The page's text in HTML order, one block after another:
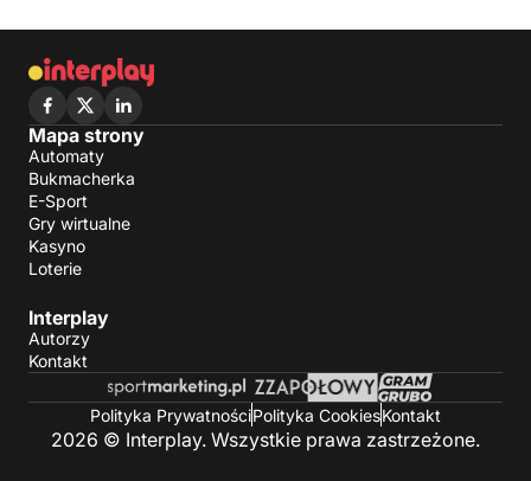
Mapa strony
Automaty
Bukmacherka
E-Sport
Gry wirtualne
Kasyno
Loterie
Interplay
Autorzy
Kontakt
Polityka PrywatnościPolityka CookiesKontakt
2026 © Interplay. Wszystkie prawa zastrzeżone.